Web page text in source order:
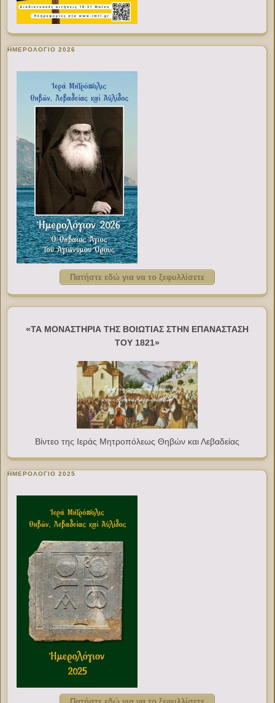
ΗΜΕΡΟΛΟΓΙΟ 2026
Πατήστε εδώ για να το ξεφυλλίσετε
«ΤΑ ΜΟΝΑΣΤΗΡΙΑ ΤΗΣ ΒΟΙΩΤΙΑΣ ΣΤΗΝ ΕΠΑΝΑΣΤΑΣΗ
ΤΟΥ 1821»
Βίντεο της Ιεράς Μητροπόλεως Θηβών και Λεβαδείας
ΗΜΕΡΟΛΟΓΙΟ 2025